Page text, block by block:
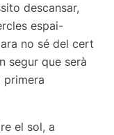
descansar,
espai-
no sé del cert
segur que serà
primera
el sol, a